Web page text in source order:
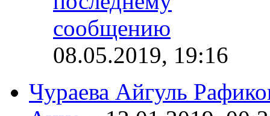
08.05.2019, 19:16
Чураева Айгуль